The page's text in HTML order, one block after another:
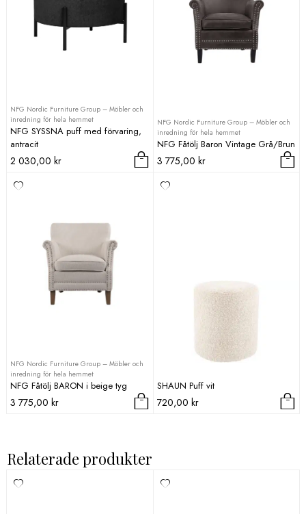
NFG Nordic Furniture Group – Möbler och
inredning för hela hemmet
NFG SYSSNA puff med förvaring,
antracit
2 030,00 kr
NFG Nordic Furniture Group – Möbler och
inredning för hela hemmet
NFG Fåtölj Baron Vintage Grå/Brun
3 775,00 kr
NFG Nordic Furniture Group – Möbler och
inredning för hela hemmet
NFG Fåtölj BARON i beige tyg
3 775,00 kr
SHAUN Puff vit
720,00 kr
Relaterade produkter